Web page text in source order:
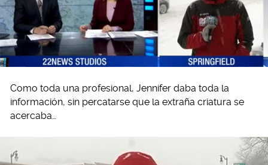
Como toda una profesional, Jennifer daba toda la
información, sin percatarse que la extraña criatura se
acercaba…